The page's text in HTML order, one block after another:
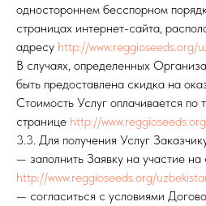
одностороннем бесспорном
страницах интернет-сайта,
адресу http://www.reggioseeds.org/
В случаях, определенных
быть предоставлена скидка на
Стоимость Услуг оплачивается
странице http://
3.3. Для получения Услуг
— заполнить Заявку на участие на
http://www.reggioseeds.org/
— согласиться с условиями